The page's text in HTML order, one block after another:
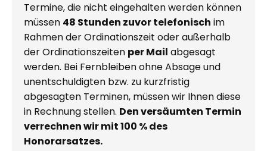
Termine, die nicht eingehalten werden können
müssen 48 Stunden zuvor telefonisch im
Rahmen der Ordinationszeit oder außerhalb
der Ordinationszeiten per Mail abgesagt
werden. Bei Fernbleiben ohne Absage und
unentschuldigten bzw. zu kurzfristig
abgesagten Terminen, müssen wir Ihnen diese
in Rechnung stellen. Den versäumten Termin
verrechnen wir mit 100 % des
Honorarsatzes.